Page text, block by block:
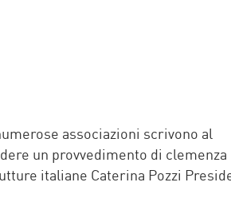
associazioni scrivono al
un provvedimento di
italiane Caterina Pozzi